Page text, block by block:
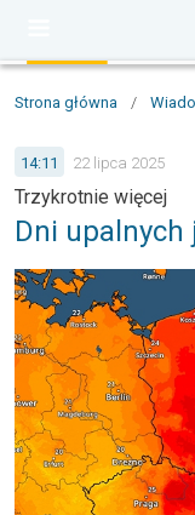
Strona główna /
14:11 22 lipca 2025
Trzykrotnie więcej
Dni upalnych